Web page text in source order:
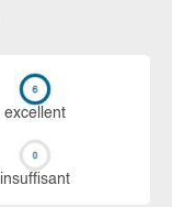
ex­cellent
in­suf­fi­sant